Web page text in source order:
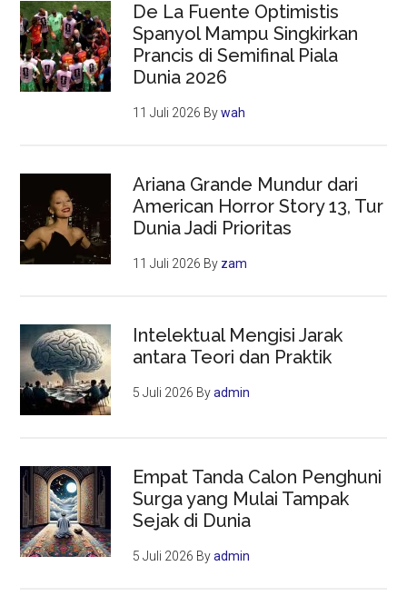
De La Fuente Optimistis
Spanyol Mampu Singkirkan
Prancis di Semifinal Piala
Dunia 2026
11 Juli 2026 Bywah
Ariana Grande Mundur dari
American Horror Story 13, Tur
Dunia Jadi Prioritas
11 Juli 2026 By zam
Intelektual Mengisi Jarak
antara Teori dan Praktik
5 Juli 2026 Byadmin
Empat Tanda Calon Penghuni
Surga yang Mulai Tampak
Sejak di Dunia
5 Juli 2026 Byadmin